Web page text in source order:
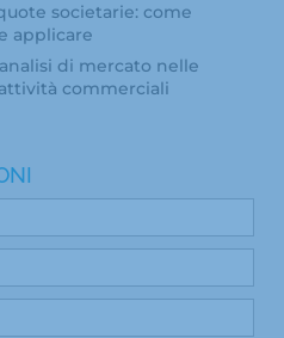
societarie: come
applicare
di mercato nelle
commerciali